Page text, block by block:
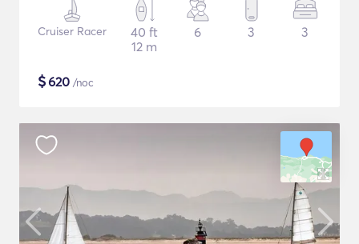
Cruiser Racer
40 ft
12 m
6 3 3
$620 /noc